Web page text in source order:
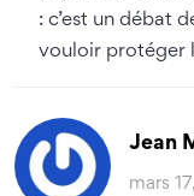
: c’est un débat
vouloir protéger
Jean
mars